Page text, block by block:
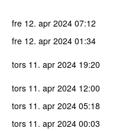
fre 12. apr 2024 07:12
fre 12. apr 2024 01:34
tors 11. apr 2024 19:20
tors 11. apr 2024 12:00
tors 11. apr 2024 05:18
tors 11. apr 2024 00:03